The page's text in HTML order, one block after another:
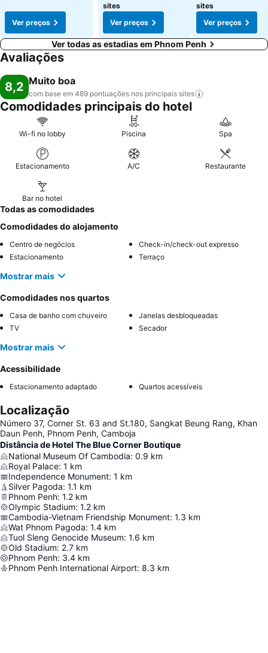
Ver preços
sites
Ver preços
sites
Ver preços
Ver todas as estadias em Phnom Penh
Avaliações
8,2 Muito boa
com base em 489 pontuações nos principais sites
Comodidades principais do hotel
Wi-fi no lobby Piscina Spa
Estacionamento A/C Restaurante
Bar no hotel
Todas as comodidades
Comodidades do alojamento
Centro de negócios
Check-in/check-out expresso
Estacionamento
Terraço
Mostrar mais
Comodidades nos quartos
Casa de banho com chuveiro
Janelas desbloqueadas
TV
Secador
Mostrar mais
Acessibilidade
Estacionamento adaptado Quartos acessíveis
Localização
Número 37, Corner St. 63 and St.180, Sangkat Beung Rang, Khan
Daun Penh, Phnom Penh, Camboja
Distância de Hotel The Blue Corner Boutique
National Museum Of Cambodia: 0.9 km
Royal Palace: 1 km
Independence Monument: 1 km
Silver Pagoda: 1.1 km
Phnom Penh: 1.2 km
Olympic Stadium: 1.2 km
Cambodia-Vietnam Friendship Monument: 1.3 km
Wat Phnom Pagoda: 1.4 km
Tuol Sleng Genocide Museum: 1.6 km
Old Stadium: 2.7 km
Phnom Penh: 3.4 km
Phnom Penh International Airport: 8.3 km